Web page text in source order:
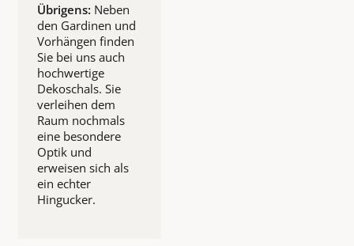
Übrigens: Neben
den Gardinen und
Vorhängen finden
Sie bei uns auch
hochwertige
Dekoschals. Sie
verleihen dem
Raum nochmals
eine besondere
Optik und
erweisen sich als
ein echter
Hingucker.